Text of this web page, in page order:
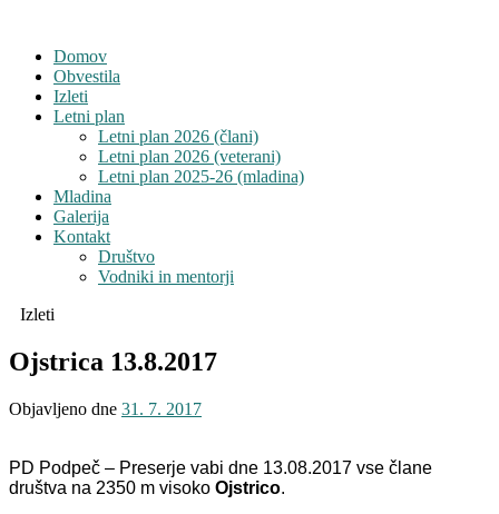
Domov
Obvestila
Izleti
Letni plan
Letni plan 2026 (člani)
Letni plan 2026 (veterani)
Letni plan 2025-26 (mladina)
Mladina
Galerija
Kontakt
Društvo
Vodniki in mentorji
Izleti
Ojstrica 13.8.2017
Objavljeno dne 31. 7. 2017
PD Podpeč – Preserje vabi dne 13.08.2017 vse člane
društva na 2350 m visoko Ojstrico.